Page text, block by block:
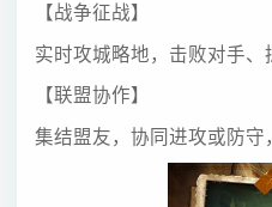
【战争征战】
实时攻城略地，击败对手、
【联盟协作】
集结盟友，协同进攻或防守